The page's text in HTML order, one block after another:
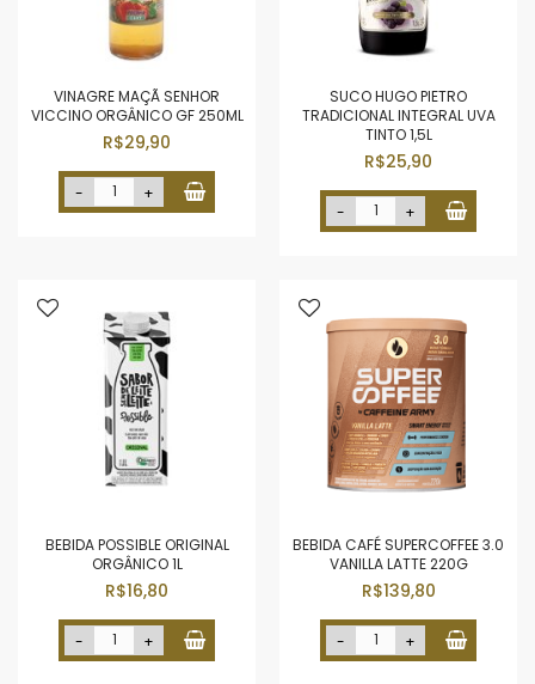
VINAGRE MAÇÃ SENHOR
VICCINO ORGÂNICO GF 250ML
R$29,90
- +
SUCO HUGO PIETRO
TRADICIONAL INTEGRAL UVA
TINTO 1,5L
R$25,90
- +
BEBIDA POSSIBLE ORIGINAL
ORGÂNICO 1L
R$16,80
- +
BEBIDA CAFÉ SUPERCOFFEE 3.0
VANILLA LATTE 220G
R$139,80
- +